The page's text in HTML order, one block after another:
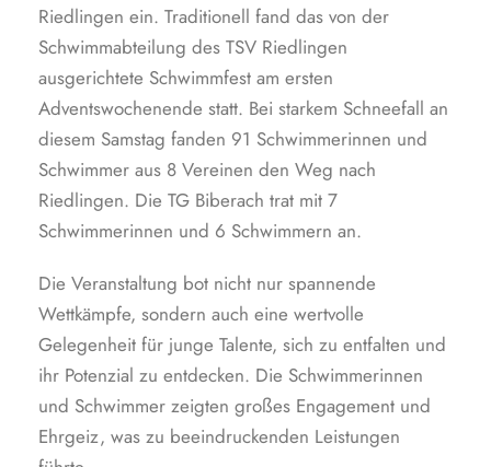
Riedlingen ein. Traditionell fand das von der
Schwimmabteilung des TSV Riedlingen
ausgerichtete Schwimmfest am ersten
Adventswochenende statt. Bei starkem Schneefall an
diesem Samstag fanden 91 Schwimmerinnen und
Schwimmer aus 8 Vereinen den Weg nach
Riedlingen. Die TG Biberach trat mit 7
Schwimmerinnen und 6 Schwimmern an.
Die Veranstaltung bot nicht nur spannende
Wettkämpfe, sondern auch eine wertvolle
Gelegenheit für junge Talente, sich zu entfalten und
ihr Potenzial zu entdecken. Die Schwimmerinnen
und Schwimmer zeigten großes Engagement und
Ehrgeiz, was zu beeindruckenden Leistungen